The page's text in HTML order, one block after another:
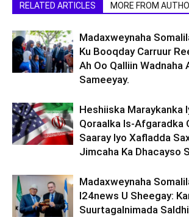
RELATED ARTICLES MORE FROM
Madaxweynaha
Ku Booqday Carruur
Ah Oo Qalliin Wadnaha
Sameeyay.
Heshiiska Maraykanka
Qoraalka Is-Afgaradka
Saaray Iyo Xafladda
Jimcaha Ka Dhacayso
Madaxweynaha
I24news U Sheegay:
Suurtagalnimada